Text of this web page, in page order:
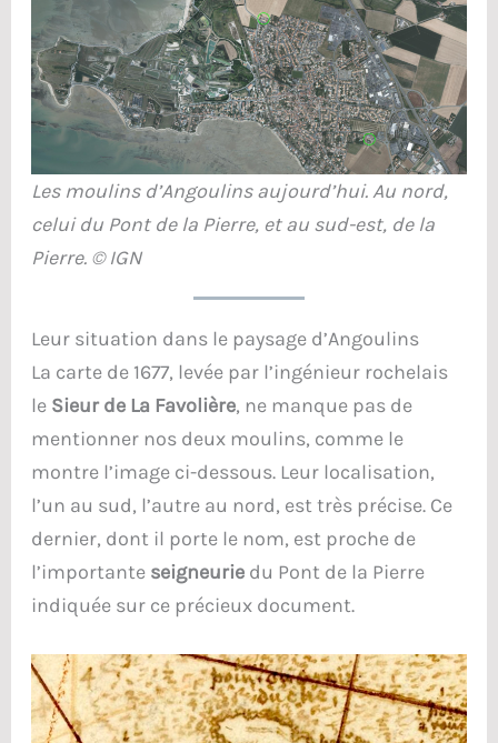
Les moulins d’Angoulins aujourd’hui. Au nord,
celui du Pont de la Pierre, et au sud-est, de la
Pierre. © IGN
Leur situation dans le paysage d’Angoulins
La carte de 1677, levée par l’ingénieur rochelais
le Sieur de La Favolière, ne manque pas de
mentionner nos deux moulins, comme le
montre l’image ci-dessous. Leur localisation,
l’un au sud, l’autre au nord, est très précise. Ce
dernier, dont il porte le nom, est proche de
l’importante seigneuriedu Pont de la Pierre
indiquée sur ce précieux document.